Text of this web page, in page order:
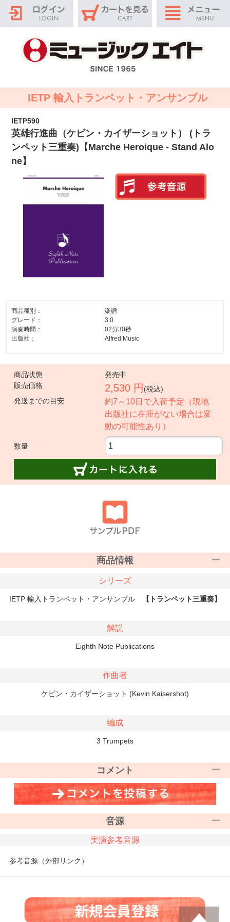
IETP 輸入トランペット・アンサンブル
IETP590
英雄行進曲（ケビン・カイザーショット） (トラ
ンペット三重奏)【Marche Heroique - Stand Alo
ne】
商品種別：
楽譜
グレード：
3.0
演奏時間：
02分30秒
出版社：
Alfred Music
商品状態
発売中
販売価格
2,530 円 (税込)
発送までの目安
約7～10日で入荷予定（現地
出版社に在庫がない場合は変
動の可能性あり）
数量
商品情報
シリーズ
IETP 輸入トランペット・アンサンブル 【トランペット三重奏】
解説
Eighth Note Publications
作曲者
ケビン・カイザーショット (Kevin Kaisershot)
編成
3 Trumpets
コメント
音源
実演参考音源
参考音源（外部リンク）